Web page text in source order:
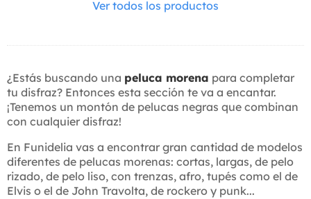
Ver todos los productos
¿Estás buscando una peluca morena para completar
tu disfraz? Entonces esta sección te va a encantar.
¡Tenemos un montón de pelucas negras que combinan
con cualquier disfraz!
En Funidelia vas a encontrar gran cantidad de modelos
diferentes de pelucas morenas: cortas, largas, de pelo
rizado, de pelo liso, con trenzas, afro, tupés como el de
Elvis o el de John Travolta, de rockero y punk...